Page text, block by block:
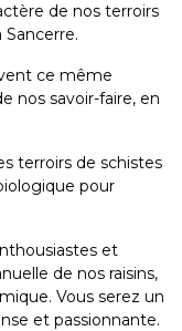
de nos terroirs
Sancerre.
ce même
nos savoir-faire, en
terroirs de schistes
pour
et
de nos raisins,
Vous serez un
et passionnante.